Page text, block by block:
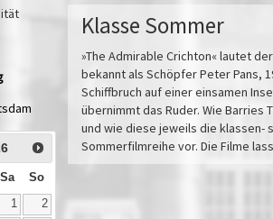
Sa So
1
2
Klasse Sommer
»The Admirable Crichton« lautet
bekannt als Schöpfer Peter Pans,
Schiffbruch auf einer einsamen
übernimmt das Ruder. Wie
und wie diese jeweils die
Sommerfilmreihe vor. Die Filme